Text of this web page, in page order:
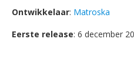
Ontwikkelaar: Matroska
Eerste release: 6 december